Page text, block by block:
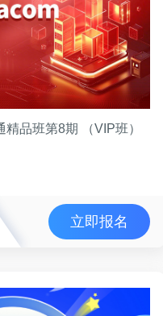
品班第8期 （VIP班）
立即报名